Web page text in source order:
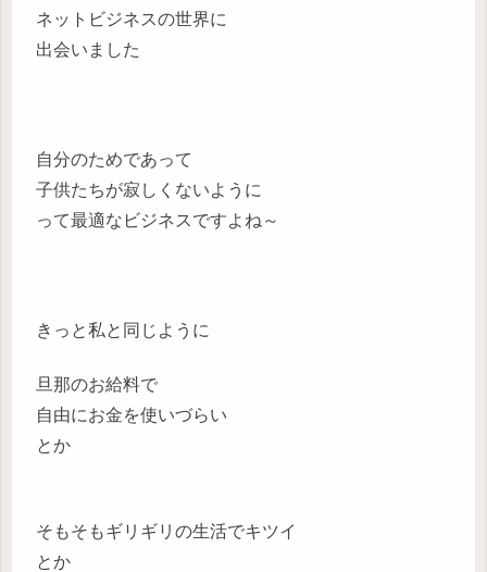
ネットビジネスの世界に
出会いました
自分のためであって
子供たちが寂しくないように
って最適なビジネスですよね～
きっと私と同じように
旦那のお給料で
自由にお金を使いづらい
とか
そもそもギリギリの生活でキツイ
とか